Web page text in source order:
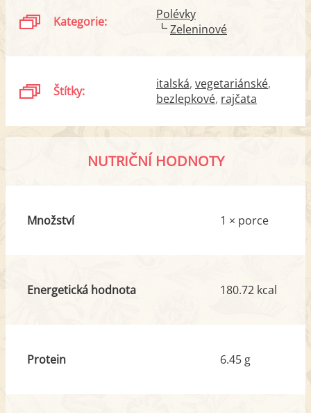
Kategorie:
Polévky
Zeleninové
Štítky: italská vegetariánské
bezlepkové rajčata
NUTRIČNÍ HODNOTY
Množství 1 × porce
Energetická hodnota 180.72 kcal
Protein 6.45 g